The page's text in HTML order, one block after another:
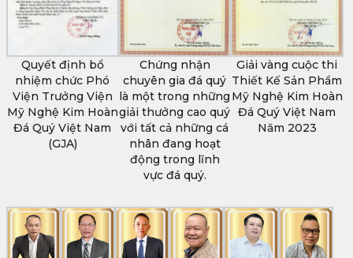
Quyết định bổ
nhiệm chức Phó
Viện Trưởng Viện
Mỹ Nghệ Kim Hoàn
Đá Quý Việt Nam
(GJA)
Chứng nhận
chuyên gia đá quý
là một trong những
giải thưởng cao quý
với tất cả những cá
nhân đang hoạt
động trong lĩnh
vực đá quý.
Giải vàng cuộc thi
Thiết Kế Sản Phẩm
Mỹ Nghệ Kim Hoàn
Đá Quý Việt Nam
Năm 2023